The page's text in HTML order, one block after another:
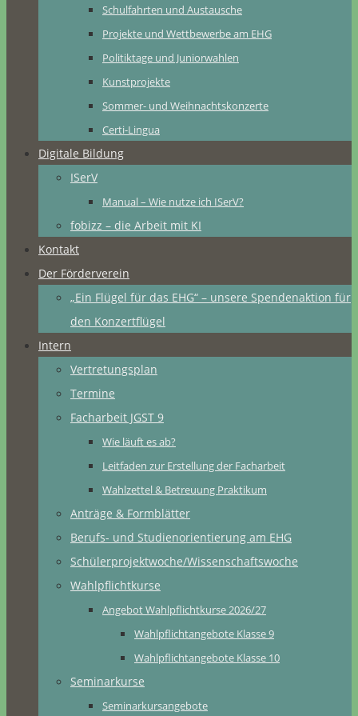
Schulfahrten und Austausche
Projekte und Wettbewerbe am EHG
Politiktage und Juniorwahlen
Kunstprojekte
Sommer- und Weihnachtskonzerte
Certi-Lingua
Digitale Bildung
ISerV
Manual – Wie nutze ich ISerV?
fobizz – die Arbeit mit KI
Kontakt
Der Förderverein
„Ein Flügel für das EHG“ – unsere Spendenaktion für
den Konzertflügel
Intern
Vertretungsplan
Termine
Facharbeit JGST 9
Wie läuft es ab?
Leitfaden zur Erstellung der Facharbeit
Wahlzettel & Betreuung Praktikum
Anträge & Formblätter
Berufs- und Studienorientierung am EHG
Schülerprojektwoche/Wissenschaftswoche
Wahlpflichtkurse
Angebot Wahlpflichtkurse 2026/27
Wahlpflichtangebote Klasse 9
Wahlpflichtangebote Klasse 10
Seminarkurse
Seminarkursangebote